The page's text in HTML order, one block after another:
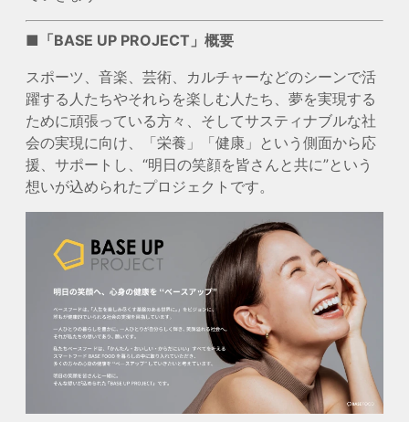
■「BASE UP PROJECT」概要
スポーツ、音楽、芸術、カルチャーなどのシーンで活
躍する人たちやそれらを楽しむ人たち、夢を実現する
ために頑張っている方々、そしてサスティナブルな社
会の実現に向け、「栄養」「健康」という側面から応
援、サポートし、“明日の笑顔を皆さんと共に”という
想いが込められたプロジェクトです。